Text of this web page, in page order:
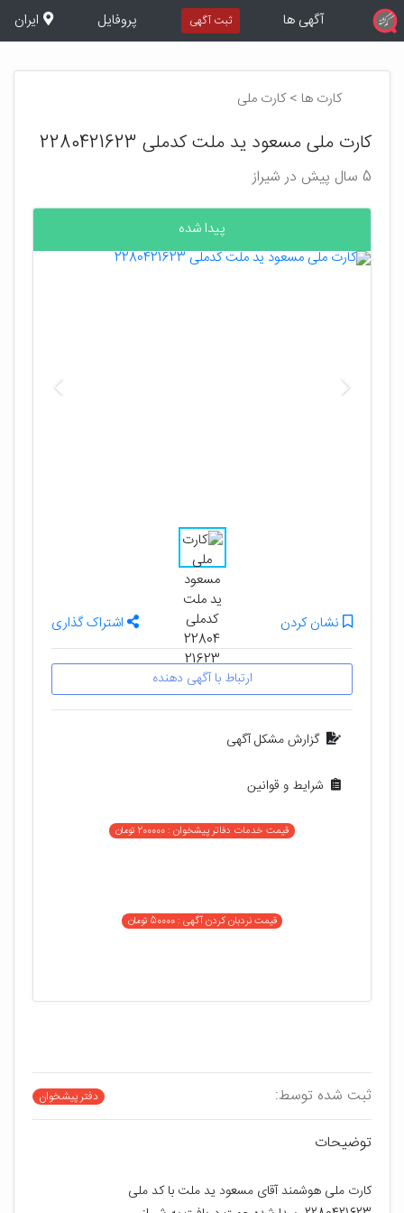
آگهی ها ثبت آگهی پروفایل ایران
کارت ها > کارت ملی
کارت ملی مسعود ید ملت کدملی 2280421623
5 سال پیش در شیراز
پیدا شده
بعدی
نشان کردن اشتراک گذاری
ارتباط با آگهی دهنده
گزارش مشکل آگهی
شرایط و قوانین
قیمت خدمات دفاتر پیشخوان : 200000 تومان
قیمت نردبان کردن آگهی : 50000 تومان
ثبت شده توسط: دفتر پیشخوان
توضیحات